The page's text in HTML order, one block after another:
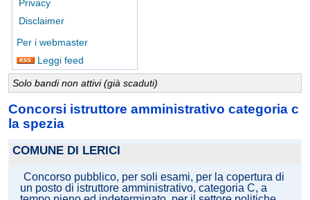
Privacy
Disclaimer
Per i webmaster
Leggi feed
Solo bandi non attivi (già scaduti)
Concorsi istruttore amministrativo categoria c
la spezia
COMUNE DI LERICI
Concorso pubblico, per soli esami, per la copertura di
un posto di istruttore amministrativo, categoria C, a